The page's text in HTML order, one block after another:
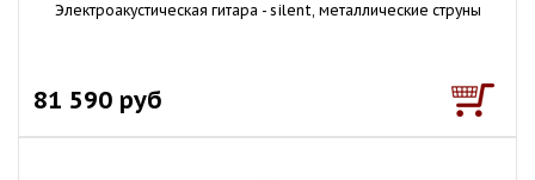
Электроакустическая гитара - silent, металлические струны
81 590 руб